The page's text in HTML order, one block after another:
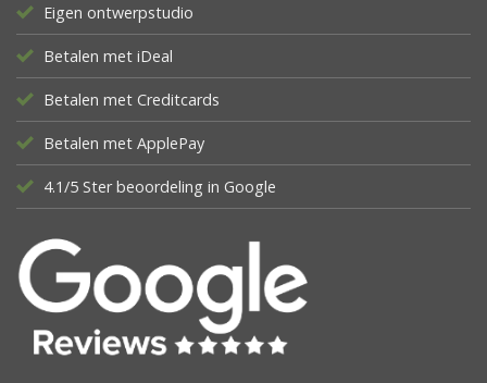
Eigen ontwerpstudio
Betalen met iDeal
Betalen met Creditcards
Betalen met ApplePay
4.1/5 Ster beoordeling in Google